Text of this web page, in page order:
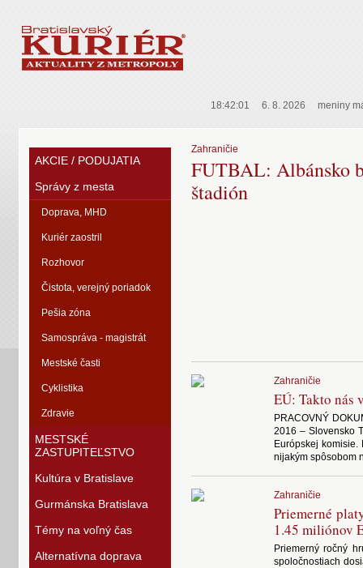
18:42:01 6. 8. 2026 meniny
AKCIE / PODUJATIA
Správy z mesta
Doprava, MHD
Kuriér zaostril
Rozhovor
Čistota, verejný poriadok
Pešia zóna
Samospráva - magistrát
Mestské časti
Cyklistika
Zdravie
MESTSKÉ
ZASTUPITEĽSTVO
Kultúra v Bratislave
Gurmánska Bratislava
Témy na voľný čas
Alternatívna doprava
Zahraničie
FUTBAL: Albánsko
štadión
Zahraničie
EÚ: Takto nás
PRACOVNÝ
2016 – Slovensko
Európskej
nijakým spôsobom
Zahraničie
Priemerné
1.45 miliónov
Priemerný ročný
spoločnostiach